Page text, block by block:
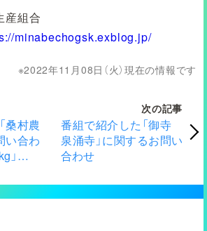
組合
minabechogsk.exblog.jp/
2022年11月08日（火）現在の情報です
桑村農
い合わ
プレ
次の記事
番組で紹介した「御寺
泉涌寺」に関するお問い
合わせ